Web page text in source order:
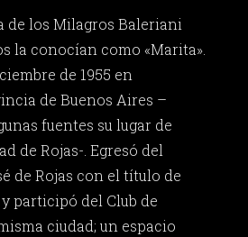
de los Milagros Baleriani
la conocían como «Marita».
de 1955 en
de Buenos Aires –
fuentes su lugar de
de Rojas-. Egresó del
de Rojas con el título de
participó del Club de
ciudad; un espacio